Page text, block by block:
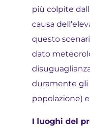
più colpite
causa
questo
dato
duramente gli
popolazione)
I luoghi del